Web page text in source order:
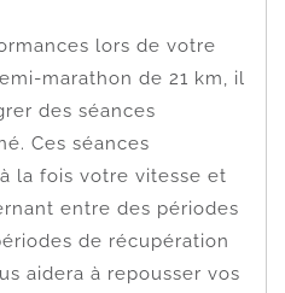
lors de votre
marathon de 21 km, il
des séances
Ces séances
la fois votre vitesse et
entre des périodes
de récupération
aidera à repousser vos